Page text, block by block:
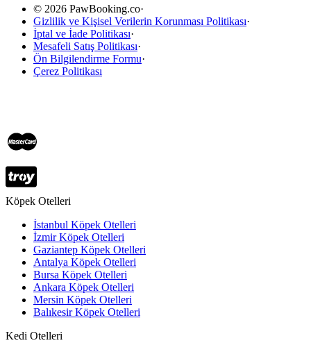
© 2026 PawBooking.co·
Gizlilik ve Kişisel Verilerin Korunması Politikası·
İptal ve İade Politikası·
Mesafeli Satış Politikası·
Ön Bilgilendirme Formu·
Çerez Politikası
Köpek Otelleri
İstanbul Köpek Otelleri
İzmir Köpek Otelleri
Gaziantep Köpek Otelleri
Antalya Köpek Otelleri
Bursa Köpek Otelleri
Ankara Köpek Otelleri
Mersin Köpek Otelleri
Balıkesir Köpek Otelleri
Kedi Otelleri